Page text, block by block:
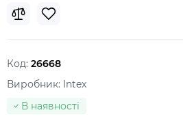
Код: 26668
Виробник: Intex
В наявності